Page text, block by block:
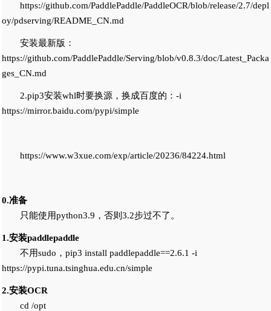
https://github.com/PaddlePaddle/PaddleOCR/blob/release/2.7/depl
oy/pdserving/README_CN.md
安装最新版：
https://github.com/PaddlePaddle/Serving/blob/v0.8.3/doc/Latest_Packa
ges_CN.md
2.pip3安装whl时要换源，换成百度的：-i
https://mirror.baidu.com/pypi/simple
https://www.w3xue.com/exp/article/20236/84224.html
0.准备
只能使用python3.9，否则3.2步过不了。
1.安装paddlepaddle
不用sudo，pip3 install paddlepaddle==2.6.1 -i
https://pypi.tuna.tsinghua.edu.cn/simple
2.安装OCR
cd /opt